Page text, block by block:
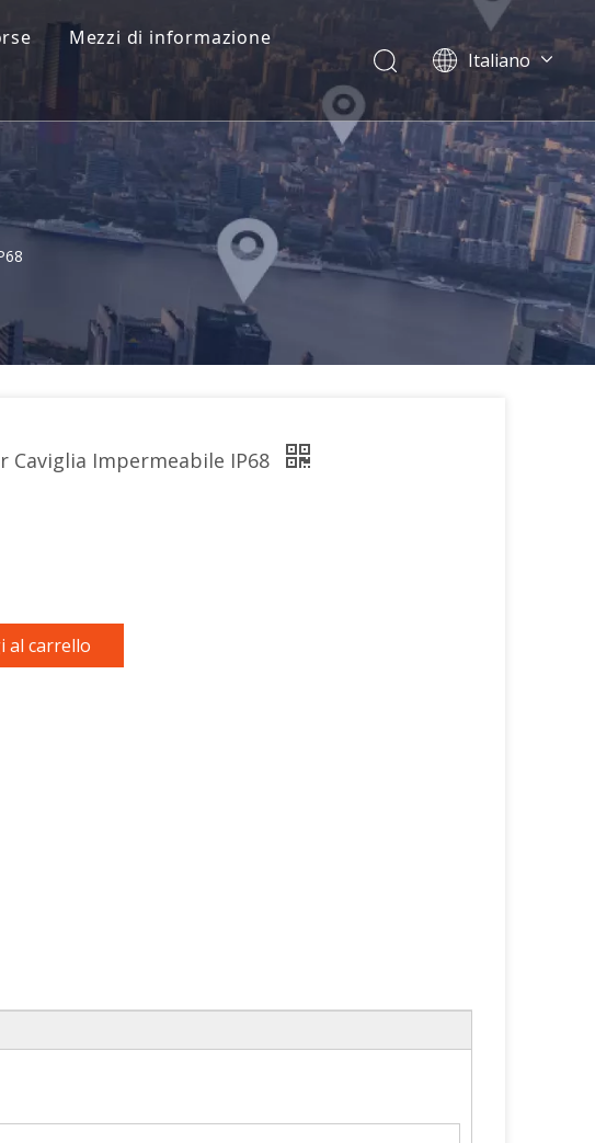
Mezzi di informazione
Italiano
Dansk
norsk språk
한국어
日本語
Deutsch
Português
Pусский
Français
简体中文
Caviglia Impermeabile IP68
al carrello